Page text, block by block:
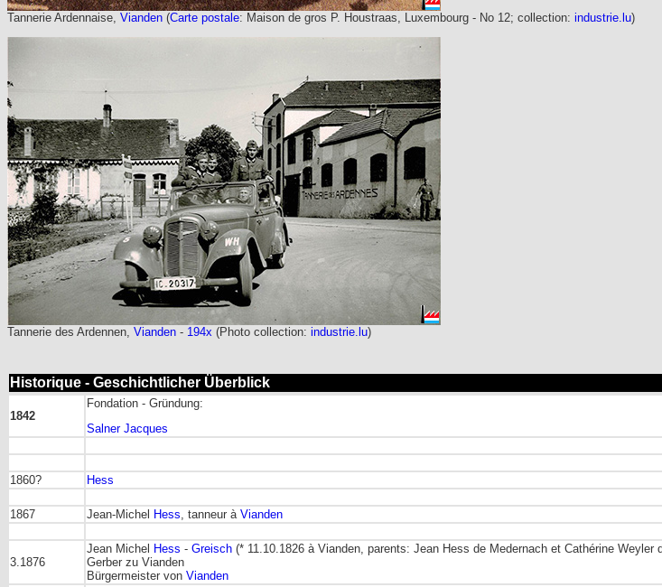
Tannerie Ardennaise, Vianden (Carte postale: Maison de gros P. Houstraas, Luxembourg - No 12; collection: industrie.lu)
Tannerie des Ardennen, Vianden - 194x (Photo collection: industrie.lu)
Historique - Geschichtlicher Überblick
1842
Fondation - Gründung:
Salner Jacques
1860? Hess
1867 Jean-Michel Hess , tanneur à Vianden
3.1876
Jean Michel Hess - Greisch (* 11.10.1826 à Vianden, parents: Jean Hess de Medernach et Cathérine Weyler
Gerber zu Vianden
Bürgermeister von Vianden